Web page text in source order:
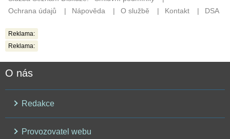
Reklama:
Reklama:
O nás
Redakce
Provozovatel webu